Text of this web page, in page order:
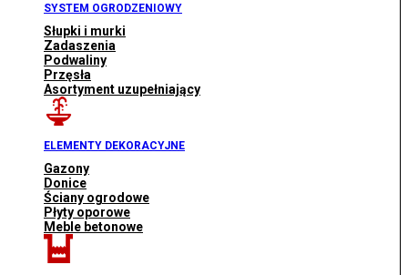
SYSTEM OGRODZENIOWY
Słupki i murki
Zadaszenia
Podwaliny
Przęsła
Asortyment uzupełniający
ELEMENTY DEKORACYJNE
Gazony
Donice
Ściany ogrodowe
Płyty oporowe
Meble betonowe